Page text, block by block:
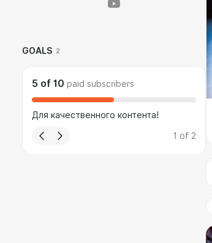
GOALS 2
5 of 10 paid subscribers
Для качественного контента!
1 of 2